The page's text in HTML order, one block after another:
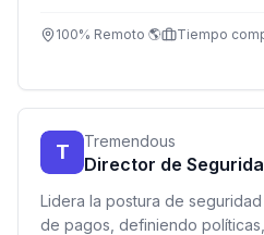
100% Remoto 🌎
Tiempo
T Tremendous
Director de
Lidera la postura de
de pagos, definiendo